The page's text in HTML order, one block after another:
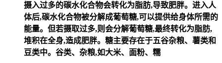
摄入过多的碳水化合物会转化为脂肪,导致肥胖。进入人
体后,碳水化合物被分解成葡萄糖,可以提供给身体所需的
能量。但若摄取过多,则会分解葡萄糖,最终转化为脂肪,
堆积在全身,造成肥胖。糖主要存在于五谷杂粮、薯类和
豆类中。谷类、杂粮,如大米、面粉、糯